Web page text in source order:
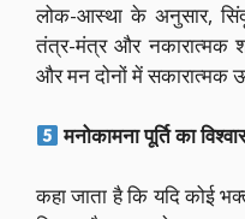
लोक-आस्था के अनुसार,
तंत्र-मंत्र और नकारात्मक
और मन दोनों में सकारात्मक
मनोकामना पूर्ति का
कहा जाता है कि यदि कोई